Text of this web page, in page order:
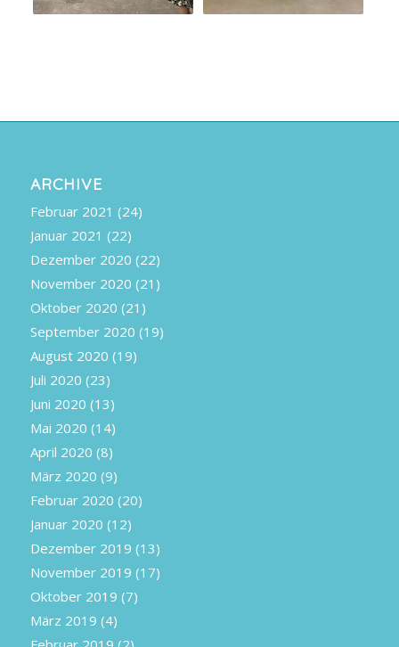
ARCHIVE
Februar 2021 (24)
Januar 2021 (22)
Dezember 2020 (22)
November 2020 (21)
Oktober 2020 (21)
September 2020 (19)
August 2020 (19)
Juli 2020 (23)
Juni 2020 (13)
Mai 2020 (14)
April 2020 (8)
März 2020 (9)
Februar 2020 (20)
Januar 2020 (12)
Dezember 2019 (13)
November 2019 (17)
Oktober 2019 (7)
März 2019 (4)